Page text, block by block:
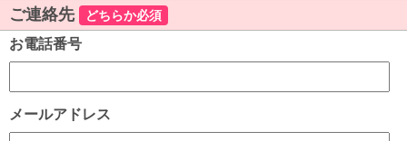
ご連絡先 どちらか必須
お電話番号
メールアドレス